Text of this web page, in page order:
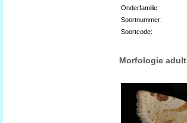
Onderfamilie:
Soortnummer:
Soortcode:
Morfologie adult